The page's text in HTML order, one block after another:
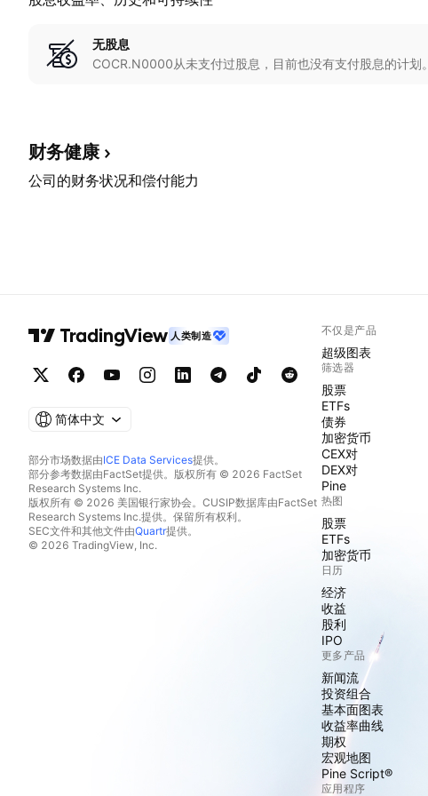
无股息
COCR.N0000从未支付过股息，目前也没有支付股息的计划。
财务健康
公司的财务状况和偿付能力
人类制造
简体中文
部分市场数据由ICE Data Services提供。
部分参考数据由FactSet提供。版权所有 © 2026 FactSet
Research Systems Inc.
版权所有 © 2026 美国银行家协会。CUSIP数据库由FactSet
Research Systems Inc.提供。保留所有权利。
SEC文件和其他文件由Quartr提供。
© 2026 TradingView, Inc.
不仅是产品
超级图表
筛选器
股票
ETFs
债券
加密货币
CEX对
DEX对
Pine
热图
股票
ETFs
加密货币
日历
经济
收益
股利
IPO
更多产品
新闻流
投资组合
基本面图表
收益率曲线
期权
宏观地图
Pine Script®
应用程序